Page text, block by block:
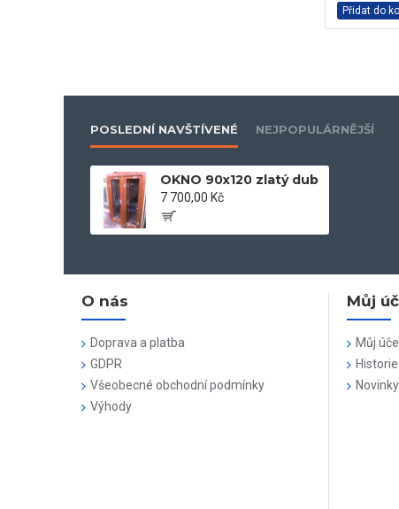
Přidat do
POSLEDNÍ NAVŠTÍVENÉ NEJPOPULÁRNĚJŠÍ
OKNO 90x120 zlatý dub
7 700,00 Kč
O nás
Doprava a platba
GDPR
Všeobecné obchodní podmínky
Výhody
Můj
Můj
Novinky